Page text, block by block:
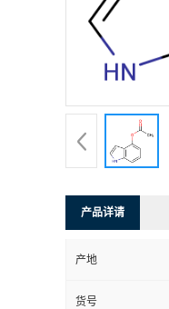
产品详请
产地
货号